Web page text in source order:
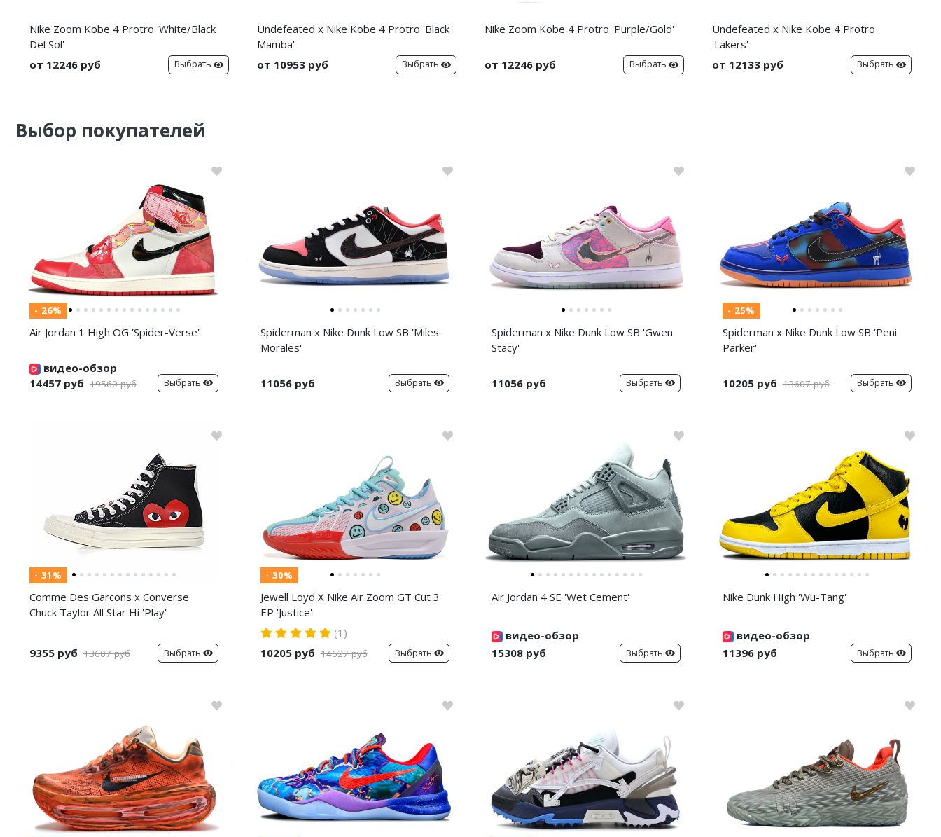
Nike Zoom Kobe 4 Protro 'White/Black
Del Sol'
от 12246 руб
Выбрать
Undefeated x Nike Kobe 4 Protro 'Black
Mamba'
от 10953 руб
Выбрать
Nike Zoom Kobe 4 Protro 'Purple/Gold'
от 12246 руб Выбрать
Undefeated x Nike Kobe 4 Protro
'Lakers'
от 12133 руб
Выбрать
Выбор покупателей
- 26%
Air Jordan 1 High OG 'Spider-Verse'
видео-обзор
14457 руб 19560 руб Выбрать
Spiderman x Nike Dunk Low SB 'Miles
Morales'
11056 руб Выбрать
Spiderman x Nike Dunk Low SB 'Gwen
Stacy'
11056 руб Выбрать
- 25%
Spiderman x Nike Dunk Low SB 'Peni
Parker'
10205 руб 13607 руб Выбрать
- 31%
Comme Des Garcons x Converse
Chuck Taylor All Star Hi 'Play'
9355 руб 13607 руб Выбрать
- 30%
Jewell Loyd X Nike Air Zoom GT Cut 3
EP 'Justice'
(1)
10205 руб 14627 руб Выбрать
Air Jordan 4 SE 'Wet Cement'
видео-обзор
15308 руб
Выбрать
Nike Dunk High 'Wu-Tang'
видео-обзор
11396 руб
Выбрать